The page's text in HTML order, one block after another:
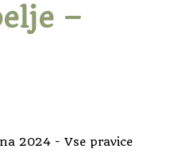
–
2024 - Vse pravice